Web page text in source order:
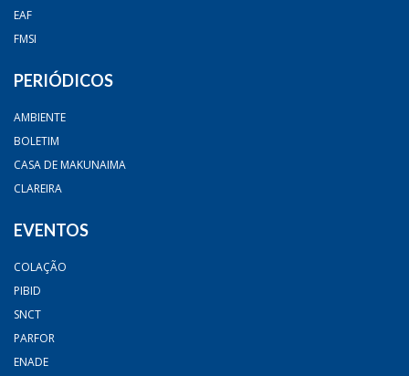
EAF
FMSI
PERIÓDICOS
AMBIENTE
BOLETIM
CASA DE MAKUNAIMA
CLAREIRA
EVENTOS
COLAÇÃO
PIBID
SNCT
PARFOR
ENADE